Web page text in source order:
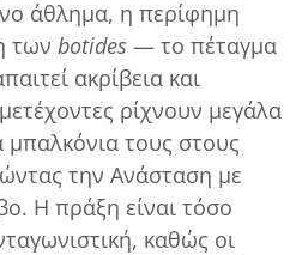
άθλημα, η περίφημη
των botides — το πέταγμα
ακρίβεια και
ρίχνουν μεγάλα
μπαλκόνια τους στους
την Ανάσταση με
Η πράξη είναι τόσο
καθώς οι